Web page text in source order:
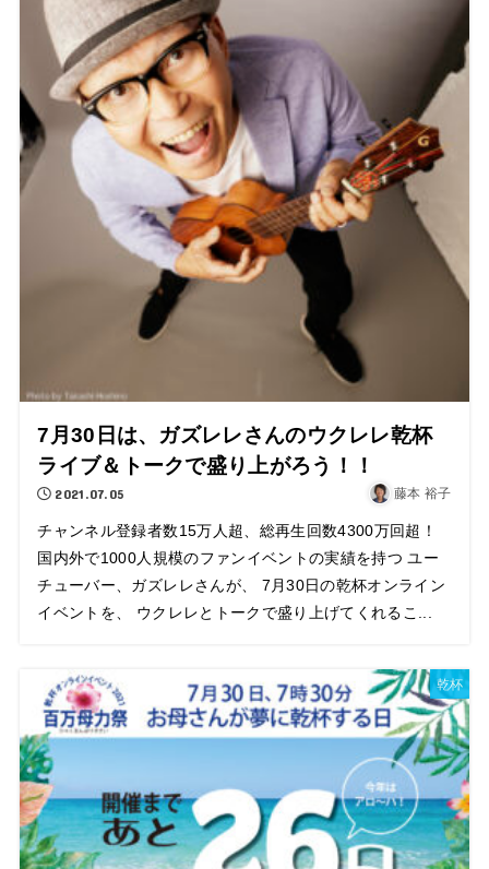
7月30日は、ガズレレさんのウクレレ乾杯
ライブ＆トークで盛り上がろう！！
2021.07.05 藤本 裕子
チャンネル登録者数15万人超、総再生回数4300万回超！
国内外で1000人規模のファンイベントの実績を持つ ユー
チューバー、ガズレレさんが、 7月30日の乾杯オンライン
イベントを、 ウクレレとトークで盛り上げてくれるこ...
乾杯